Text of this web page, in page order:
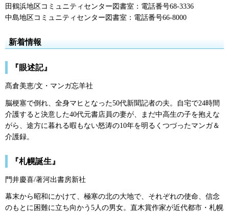
田鶴浜地区コミュニティセンター図書室：電話番号68-3336
中島地区コミュニティセンター図書室：電話番号66-8000
新着情報
『眼述記』
髙倉美恵/文・マンガ忘羊社
脳梗塞で倒れ、全身マヒとなった50代新聞記者の夫。自宅で24時間
介護すると決意した40代元書店員の妻が、まだ中高生の子を抱えな
がら、途方に暮れる暇もない怒涛の10年を明るくつづったマンガ＆
介護録。
『札幌誕生』
門井慶喜/著河出書房新社
幕末から昭和にかけて、極寒の北の大地で、それぞれの使命、信念
のもとに困難に立ち向かう5人の男女。直木賞作家が近代都市・札幌